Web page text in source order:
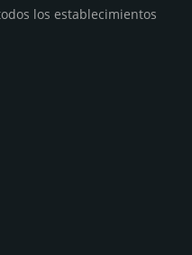
los establecimientos